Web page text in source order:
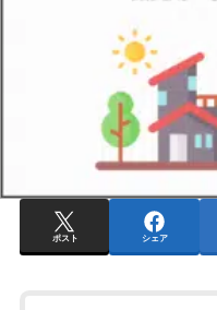
ポスト シェア